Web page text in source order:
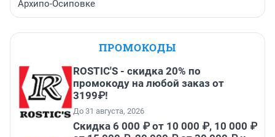
Архипо-Осиповке
ПРОМОКОДЫ
ROSTIC'S - скидка 20% по
промокоду на любой заказ от
3199₽!
До 31 августа, 2026
Скидка 6 000 ₽ от 10 000 ₽, 10 000 ₽